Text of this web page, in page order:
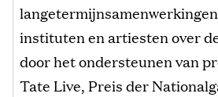
instituten en artiesten over
door het ondersteunen van
Tate Live, Preis der